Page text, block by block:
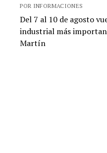
POR INFORMACIONES
Del 7 al 10 de agosto
industrial más
Martín